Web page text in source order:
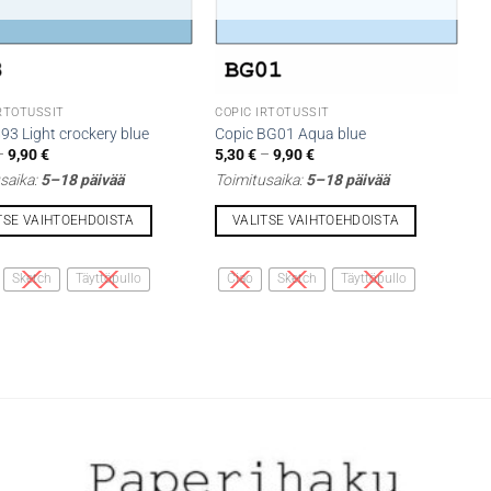
Light crockery blue
9,90€Hintaluokka:
-
5–18 päivää
VAIHTOEHDOISTA
Sketch Täyttöpullo
COPIC IRTOTUSSIT
Copic BG01 Aqua blue
5,30€ – 9,90€Hintaluokka:
-
Toimitusaika:5–18 päivää
VALITSE VAIHTOEHDOISTA
tuotteella
sivulla.
Ciao Sketch Täyttöpullo